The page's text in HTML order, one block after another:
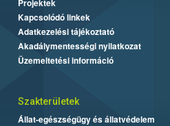
Projektek
Kapcsolódó linkek
Adatkezelési tájékoztató
Akadálymentességi nyilatkozat
Üzemeltetési információ
Szakterületek
Állat-egészségügy és állatvédelem